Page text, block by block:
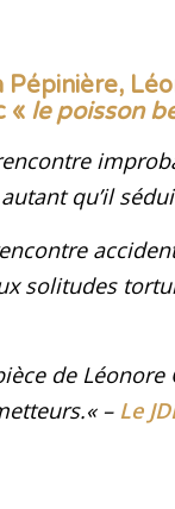
Pépinière,
« le poisson
qu’il
solitudes
de
.« – Le